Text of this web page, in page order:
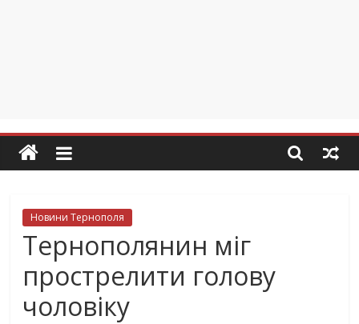
Новини Тернополя
Тернополянин міг
прострелити голову
чоловіку